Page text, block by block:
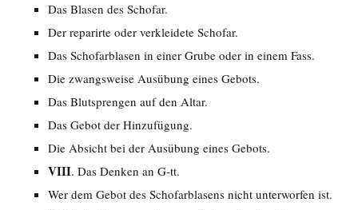
Das Blasen des Schofar.
Der reparirte oder verkleidete Schofar.
Das Schofarblasen in einer Grube oder in einem Fass.
Die zwangsweise Ausübung eines Gebots.
Das Blutsprengen auf den Altar.
Das Gebot der Hinzufügung.
Die Absicht bei der Ausübung eines Gebots.
VIII. Das Denken an G-tt.
Wer dem Gebot des Schofarblasens nicht unterworfen ist.